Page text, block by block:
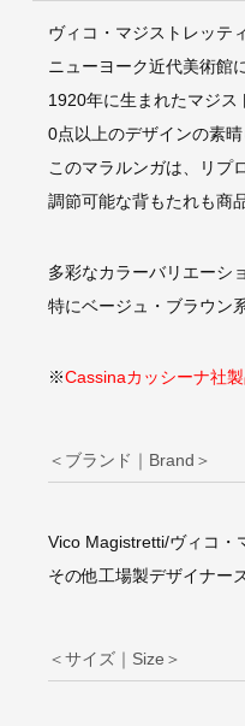
ヴィコ・マジストレッテ
ニューヨーク近代美術館
1920年に生まれたマジ
0点以上のデザインの素
このマラルンガは、リプ
調節可能な背もたれも商
多彩なカラーバリエーシ
特にベージュ・ブラウン
※Cassinaカッシーナ社
＜ブランド｜Brand＞
Vico Magistretti/ヴィコ・
その他工場製デザイナー
＜サイズ｜Size＞